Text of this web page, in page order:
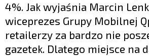
4%. Jak wyjaśnia Marcin
wiceprezes Grupy Mobilnej
retailerzy za bardzo nie
gazetek. Dlatego miejsce na